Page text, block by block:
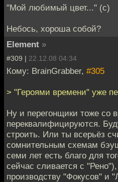
"Мой любимый цвет..." (с)
Небось, хороша собой?
Element »
#309 | 22.12.08 04:34
Кому: BrainGrabber, #305
> "Героями времени" уже
Ну и перегонщики тоже со
переквалифицируются.
строить. Или ты всерьёз
сомнительным схемам
семи лет есть благо для
сейчас сливается с
производству "Фокусов" и